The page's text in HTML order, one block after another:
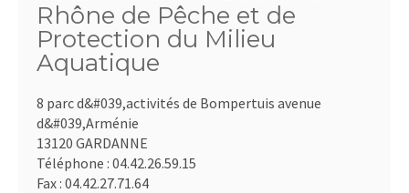
Rhône de Pêche et de
Protection du Milieu
Aquatique
8 parc d&#039,activités de Bompertuis avenue
d&#039,Arménie
13120 GARDANNE
Téléphone : 04.42.26.59.15
Fax : 04.42.27.71.64